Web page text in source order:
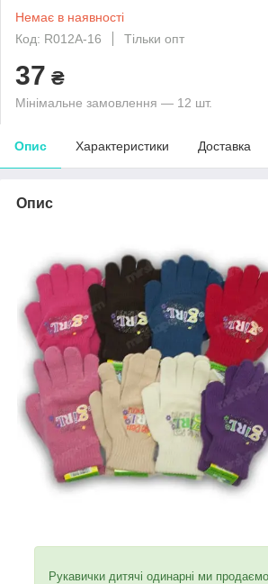
Немає в наявності
Код: R012A-16
Тільки опт
37 ₴
Мінімальне замовлення — 12 шт.
Опис Характеристики Доставка
Опис
Рукавички дитячі одинарні ми